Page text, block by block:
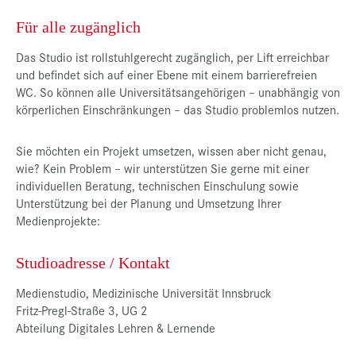
Für alle zugänglich
Das Studio ist rollstuhlgerecht zugänglich, per Lift erreichbar
und befindet sich auf einer Ebene mit einem barrierefreien
WC. So können alle Universitätsangehörigen – unabhängig von
körperlichen Einschränkungen – das Studio problemlos nutzen.
Sie möchten ein Projekt umsetzen, wissen aber nicht genau,
wie? Kein Problem – wir unterstützen Sie gerne mit einer
individuellen Beratung, technischen Einschulung sowie
Unterstützung bei der Planung und Umsetzung Ihrer
Medienprojekte:
Studioadresse / Kontakt
Medienstudio, Medizinische Universität Innsbruck
Fritz-Pregl-Straße 3, UG 2
Abteilung Digitales Lehren & Lernende